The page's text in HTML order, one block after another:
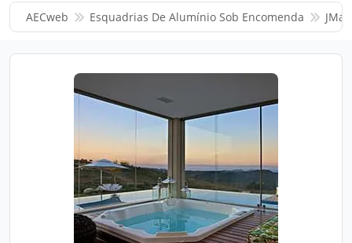
AECweb Esquadrias De Alumínio Sob Encomenda JMar